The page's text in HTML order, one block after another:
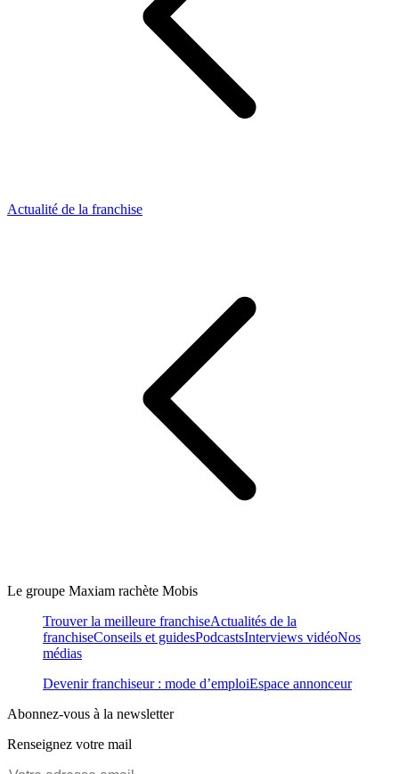
Actualité de la franchise
Le groupe Maxiam rachète Mobis
Trouver la meilleure franchiseActualités de la
franchiseConseils et guidesPodcastsInterviews vidéoNos
médias
Devenir franchiseur : mode d’emploiEspace annonceur
Abonnez-vous à la newsletter
Renseignez votre mail